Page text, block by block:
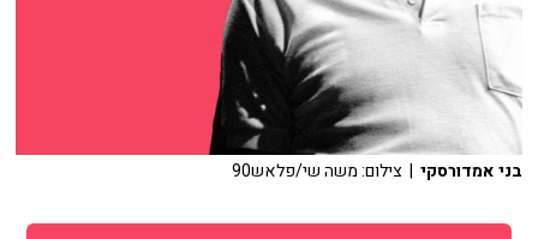
בני אמדורסקי | צילום: משה שי/פלאש90